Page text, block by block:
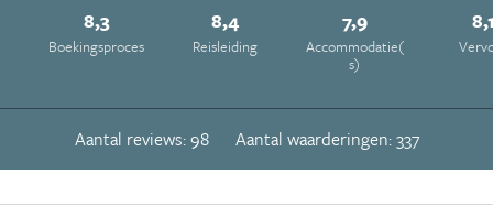
8,3
Boekingsproces
8,4
Reisleiding
7,9
Accommodatie(
s)
Aantal reviews: 98 Aantal waarderingen: 337